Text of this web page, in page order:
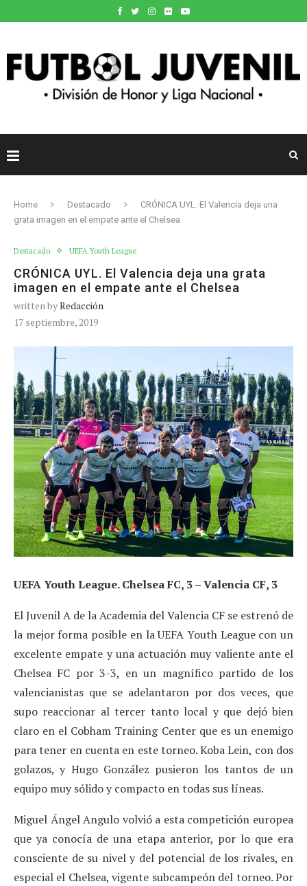
Home Destacado
CRÓNICA UYL. El Valencia deja una
grata imagen en el empate ante el Chelsea
Destacado UEFA Youth League
CRÓNICA UYL. El Valencia deja una grata
imagen en el empate ante el Chelsea
written byRedacción
17 septiembre, 2019
UEFA Youth League. Chelsea FC, 3 – Valencia CF, 3
El Juvenil A de la Academia del Valencia CF se estrenó de
la mejor forma posible en la UEFA Youth League con un
excelente empate y una actuación muy valiente ante el
Chelsea FC por 3-3, en un magnífico partido de los
valencianistas que se adelantaron por dos veces, que
supo reaccionar al tercer tanto local y que dejó bien
claro en el Cobham Training Center que es un enemigo
para tener en cuenta en este torneo. Koba Lein, con dos
golazos, y Hugo González pusieron los tantos de un
equipo muy sólido y compacto en todas sus líneas.
Miguel Ángel Angulo volvió a esta competición europea
que ya conocía de una etapa anterior, por lo que era
consciente de su nivel y del potencial de los rivales, en
especial el Chelsea, vigente subcampeón del torneo. Por